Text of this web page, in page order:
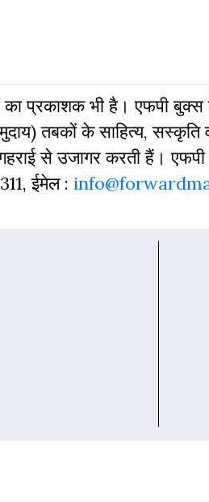
का प्रकाशक भी है। एफपी बुक्‍स
तबकों के साहित्‍य, सस्‍क‍ृति
से उजागर करती हैं।
ईमेल :